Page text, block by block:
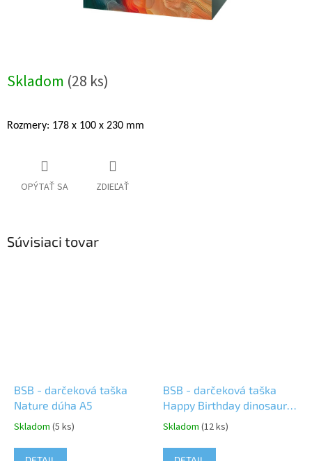
Skladom (28 ks)
Rozmery: 178 x 100 x 230 mm
OPÝTAŤ SA ZDIEĽAŤ
Súvisiaci tovar
BSB - darčeková taška
Nature dúha A5
Skladom (5 ks)
BSB - darčeková taška
Happy Birthday dinosaury
A5
Skladom (12 ks)